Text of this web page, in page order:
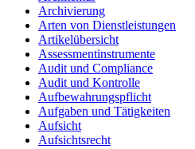
Archivierung
Arten von Dienstleistungen
Artikelübersicht
Assessmentinstrumente
Audit und Compliance
Audit und Kontrolle
Aufbewahrungspflicht
Aufgaben und Tätigkeiten
Aufsicht
Aufsichtsrecht